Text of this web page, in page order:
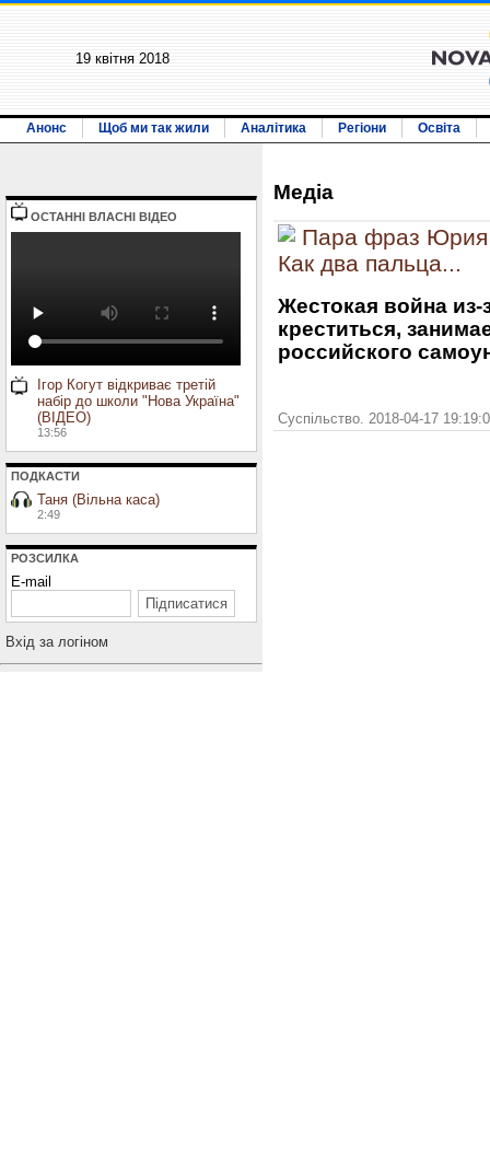
19 квiтня 2018
Анонс Щоб ми так жили Аналітика Регіони Освіта
ОСТАННI ВЛАСНI ВIДЕО
Ігор Когут відкриває третій
набір до школи "Нова Україна"
(ВІДЕО)
13:56
ПОДКАСТИ
Таня (Вільна каса)
2:49
РОЗСИЛКА
E-mail
Вхiд за логiном
Медiа
Пара фраз Юрия
Как два пальца...
Жестокая война
креститься,
российского
Суспільство. 2018-04-17